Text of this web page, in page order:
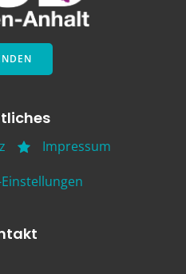
Impressum